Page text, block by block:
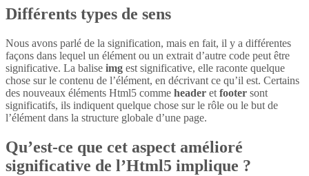
Différents types de sens
Nous avons parlé de la signification, mais en fait, il y a différentes
façons dans lequel un élément ou un extrait d’autre code peut être
significative. La balise img est significative, elle raconte quelque
chose sur le contenu de l’élément, en décrivant ce qu’il est. Certains
des nouveaux éléments Html5 comme header et footer sont
significatifs, ils indiquent quelque chose sur le rôle ou le but de
l’élément dans la structure globale d’une page.
Qu’est-ce que cet aspect amélioré
significative de l’Html5 implique ?